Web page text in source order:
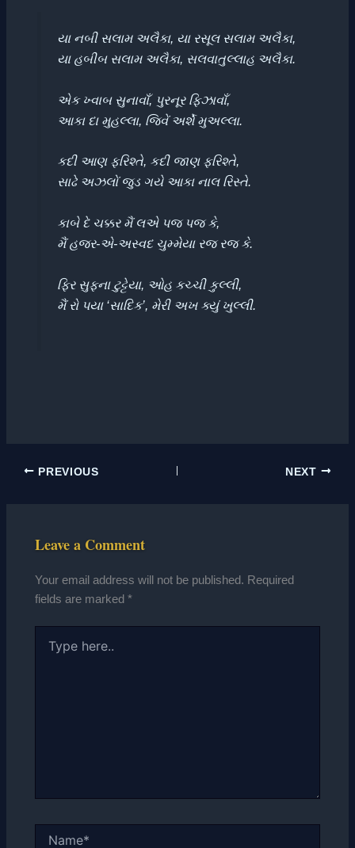
યા નબી સલામ અલૈકા, યા રસૂલ સલામ અલૈકા,
યા હબીબ સલામ અલૈકા, સલવાતુલ્લાહ અલૈકા.
એક ખ્વાબ સુનાવાઁ, પુરનૂર ફિઝાવાઁ,
આકા દા મુહલ્લા, જિવેં અર્શે મુઅલ્લા.
કદી આણ ફરિશ્તે, કદી જાણ ફરિશ્તે,
સાઢે અઝલોં જુડ ગયે આકા નાલ રિસ્તે.
કાબે દે ચક્કર મૈં લએ પજ પજ કે,
મૈં હજર-એ-અસ્વદ ચુમ્મેયા રજ રજ કે.
ફિર સુફના ટુટ્ટેયા, ઓહ કચ્ચી કુલ્લી,
મૈં રો પયા ‘સાદિક’, મેરી અખ ક્યું ખુલ્લી.
PREVIOUS NEXT
Leave a Comment
Your email address will not be published. Required
fields are marked*
here..